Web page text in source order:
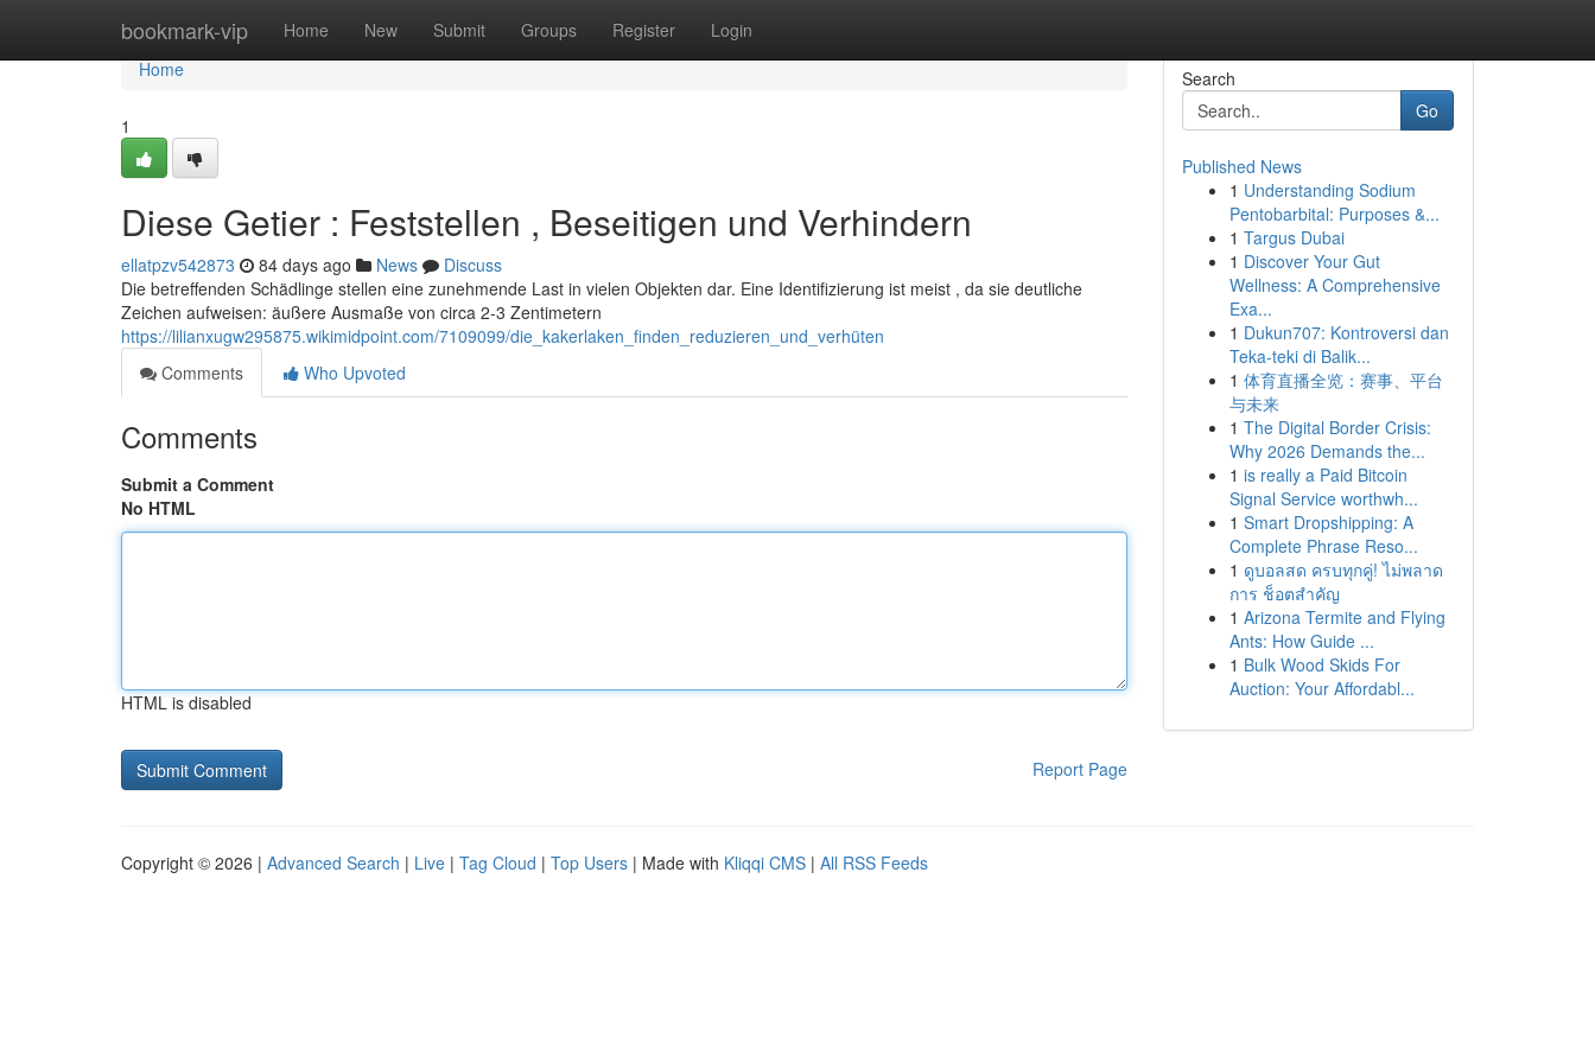
bookmark-vip Home New Submit Groups Register Login
Home
Home
1
Diese Getier : Feststellen , Beseitigen und Verhindern
ellatpzv542873 84 days ago News
Discuss
Die betreffenden Schädlinge stellen eine zunehmende Last in vielen Objekten dar. Eine Identifizierung ist meist , da sie deutliche
Zeichen aufweisen: äußere Ausmaße von circa 2-3 Zentimetern
https://lilianxugw295875.wikimidpoint.com/7109099/die_kakerlaken_finden_reduzieren_und_verhüten
Comments
Who Upvoted
Comments
Submit a Comment
No HTML
HTML is disabled
Report Page
Search
Go
Published News
1 Understanding Sodium
Pentobarbital: Purposes &...
1 Targus Dubai
1 Discover Your Gut
Wellness: A Comprehensive
Exa...
1 Dukun707: Kontroversi dan
Teka-teki di Balik...
1 体育直播全览：赛事、平台
与未来
1 The Digital Border Crisis:
Why 2026 Demands the...
1 is really a Paid Bitcoin
Signal Service worthwh...
1 Smart Dropshipping: A
Complete Phrase Reso...
1 ดูบอลสด ครบทุกคู่! ไม่พลาด
การ ช็อตสำคัญ
1 Arizona Termite and Flying
Ants: How Guide ...
1 Bulk Wood Skids For
Auction: Your Affordabl...
Copyright © 2026 | Advanced Search | Live | Tag Cloud | Top Users | Made with Kliqqi CMS | All RSS Feeds